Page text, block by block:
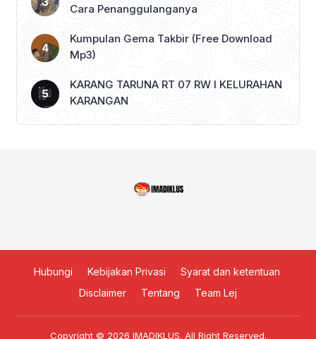
Cara Penanggulanganya
Kumpulan Gema Takbir (Free Download
Mp3)
KARANG TARUNA RT 07 RW I KELURAHAN
KARANGAN
Hubungi Kebijakan Privasi
Syarat dan ketentuan
Disclaimer
Tentang Team Lej
Copyright © 2026 IMADIKLUS. All Right Reserved.